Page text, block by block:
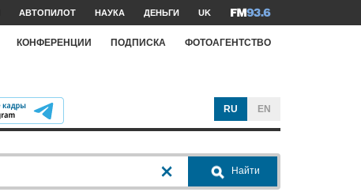
АВТОПИЛОТ НАУКА ДЕНЬГИ UK
КОНФЕРЕНЦИИ ПОДПИСКА ФОТОАГЕНТСТВО
RU EN
Найти